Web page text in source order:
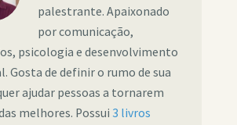
palestrante. Apaixonado
por comunicação,
psicologia e desenvolvimento
Gosta de definir o rumo de sua
ajudar pessoas a tornarem
melhores. Possui 3 livros